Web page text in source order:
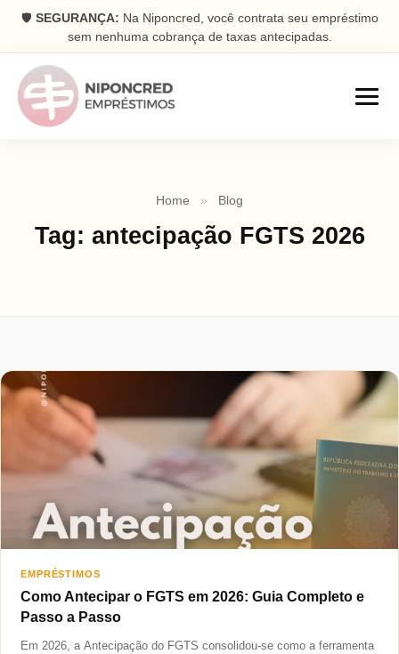
🛡️ SEGURANÇA: Na Niponcred, você contrata seu empréstimo
sem nenhuma cobrança de taxas antecipadas.
Parcelas descontadas na folha
Com Garantia
Taxas mais baixas
Blog
Fale Conosco
Home » Blog
Tag: antecipação FGTS 2026
EMPRÉSTIMOS
Como Antecipar o FGTS em 2026: Guia Completo e
Passo a Passo
Em 2026, a Antecipação do FGTS consolidou-se como a ferramenta